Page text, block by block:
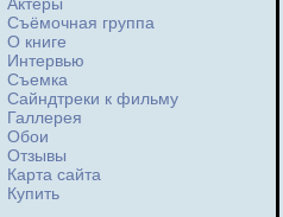
Съёмочная группа
О книге
Интервью
Cъемка
Сайндтреки к фильму
Галлерея
Обои
Отзывы
Карта сайта
Купить